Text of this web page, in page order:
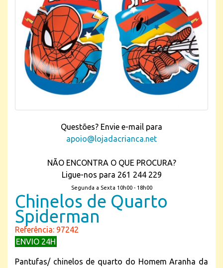
Questões? Envie e-mail para
apoio@lojadacrianca.net
NÃO ENCONTRA O QUE PROCURA?
Ligue-nos para 261 244 229
Segunda a Sexta 10h00 - 18h00
Chinelos de Quarto
Spiderman
Referência: 97242
ENVIO 24H
Pantufas/ chinelos de quarto do Homem Aranha da